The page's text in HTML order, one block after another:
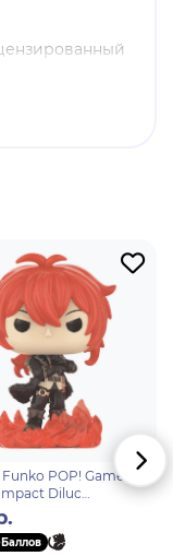
статус
Гидро урон
POP! Games
Diluc
(183) 80895